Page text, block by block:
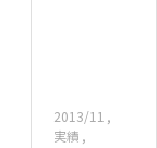
2013/11
実績